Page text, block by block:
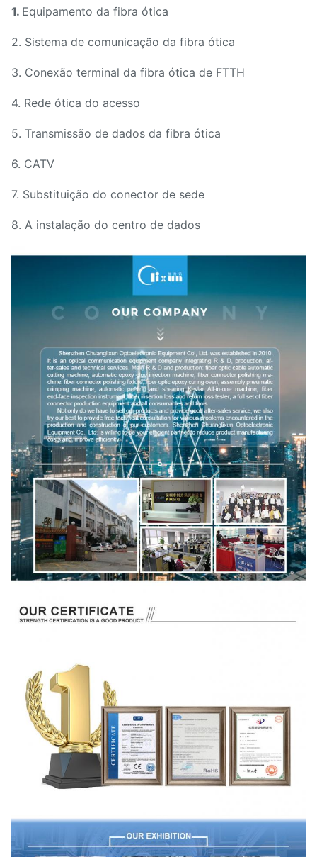
1. Equipamento da fibra ótica
2. Sistema de comunicação da fibra ótica
3. Conexão terminal da fibra ótica de FTTH
4. Rede ótica do acesso
5. Transmissão de dados da fibra ótica
6. CATV
7. Substituição do conector de sede
8. A instalação do centro de dados